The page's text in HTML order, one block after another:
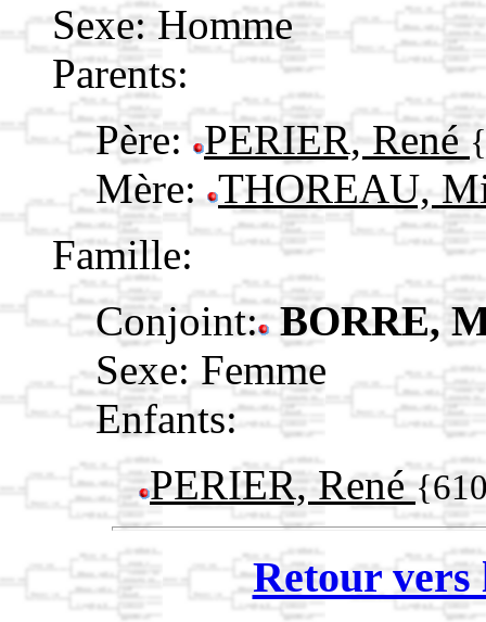
Sexe: Homme
Parents:
Père: PERIER, René
Mère: THOREAU,
Famille:
Conjoint: BORRE,
Sexe: Femme
Enfants:
PERIER, René
Retour vers